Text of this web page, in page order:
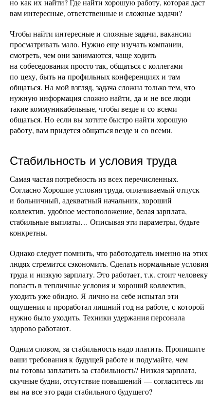
но как их найти? Где найти хорошую работу, которая даст
вам интересные, ответственные и сложные задачи?
Чтобы найти интересные и сложные задачи, вакансии
просматривать мало. Нужно еще изучать компании,
смотреть, чем они занимаются, чаще ходить
на собеседования просто так, общаться с коллегами
по цеху, быть на профильных конференциях и там
общаться. На мой взгляд, задача сложна только тем, что
нужную информация сложно найти, да и не все люди
такие коммуникабельные, чтобы везде и со всеми
общаться. Но если вы хотите быстро найти хорошую
работу, вам придется общаться везде и со всеми.
Стабильность и условия труда
Самая частая потребность из всех перечисленных.
Согласно Хорошие условия труда, оплачиваемый отпуск
и больничный, адекватный начальник, хороший
коллектив, удобное местоположение, белая зарплата,
стабильные выплаты… Описывая эти параметры, будьте
конкретны.
Однако следует помнить, что работодатель именно на этих
людях стремится сэкономить. Сделать нормальные условия
труда и низкую зарплату. Это работает, т.к. стоит человеку
попасть в тепличные условия и хороший коллектив,
уходить уже обидно. Я лично на себе испытал эти
ощущения и проработал лишний год на работе, с которой
нужно было уходить. Техники удержания персонала
здорово работают.
Одним словом, за стабильность надо платить. Пропишите
ваши требования к будущей работе и подумайте, чем
вы готовы заплатить за стабильность? Низкая зарплата,
скучные будни, отсутствие повышений — согласитесь ли
вы на все это ради стабильного будущего?